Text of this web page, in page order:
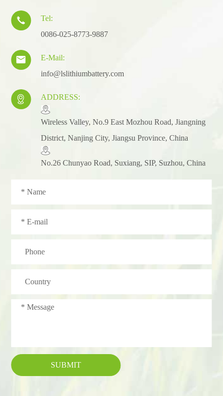

Tel:
0086-025-8773-9887

E-Mail:
info@lslithiumbattery.com
 ADDRESS:
​Wireless Valley, No.9 East Mozhou Road, Jiangning
District, Nanjing City, Jiangsu Province, China
No.26 Chunyao Road, Suxiang, SIP, Suzhou, China
SUBMIT